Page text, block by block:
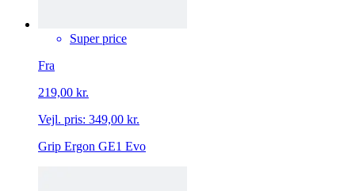
Super price
Fra
219,00 kr.
Vejl. pris: 349,00 kr.
Grip Ergon GE1 Evo